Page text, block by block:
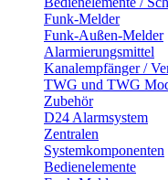
Funk-Melder
Funk-Außen-Melder
Alarmierungsmittel
Kanalempfänger /
TWG und TWG
Zubehör
D24 Alarmsystem
Zentralen
Systemkomponenten
Bedienelemente